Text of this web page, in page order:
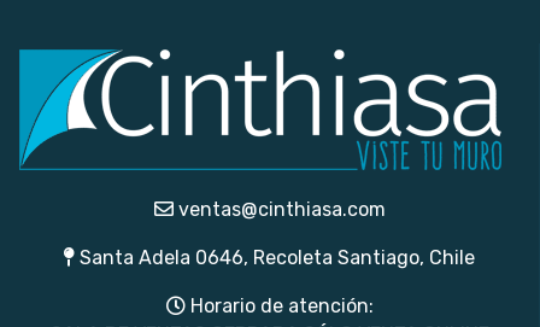
ventas@cinthiasa.com
Santa Adela 0646, Recoleta Santiago, Chile
Horario de atención: